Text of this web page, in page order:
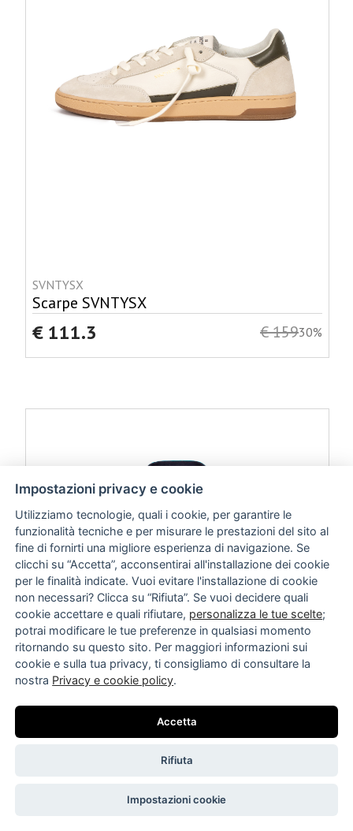
SVNTYSX
Scarpe SVNTYSX
€ 111.3 € 15930%
Impostazioni privacy e cookie
Utilizziamo tecnologie, quali i cookie, per garantire le
funzionalità tecniche e per misurare le prestazioni del sito al
fine di fornirti una migliore esperienza di navigazione. Se
clicchi su “Accetta”, acconsentirai all'installazione dei cookie
per le finalità indicate. Vuoi evitare l'installazione di cookie
non necessari? Clicca su “Rifiuta”. Se vuoi decidere quali
cookie accettare e quali rifiutare, personalizza le tue scelte;
potrai modificare le tue preferenze in qualsiasi momento
ritornando su questo sito. Per maggiori informazioni sui
cookie e sulla tua privacy, ti consigliamo di consultare la
nostra Privacy e cookie policy.
Accetta
Rifiuta
Impostazioni cookie